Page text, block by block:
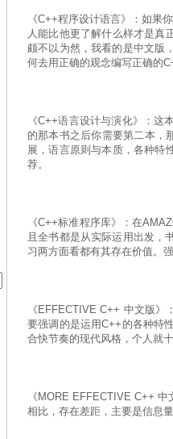
《C++程序设计语言》：如果
人能比他更了解什么样才是真
颇不以为然，我看的是中文版
何去用正确的观念编写正确的
《C++语言设计与演化》：
的那本书之后你需要第二本，
展，语言原则与本质，各种特
荐。
《C++标准程序库》：在
且全书都是从实际运用出发，
习两方面看都有其存在价值。
《EFFECTIVE C++ 中文版
要强调的是运用C++的各种特
合快节奏的现代风格，个人就
《MORE EFFECTIVE C++
相比，存在差距，主要是信息